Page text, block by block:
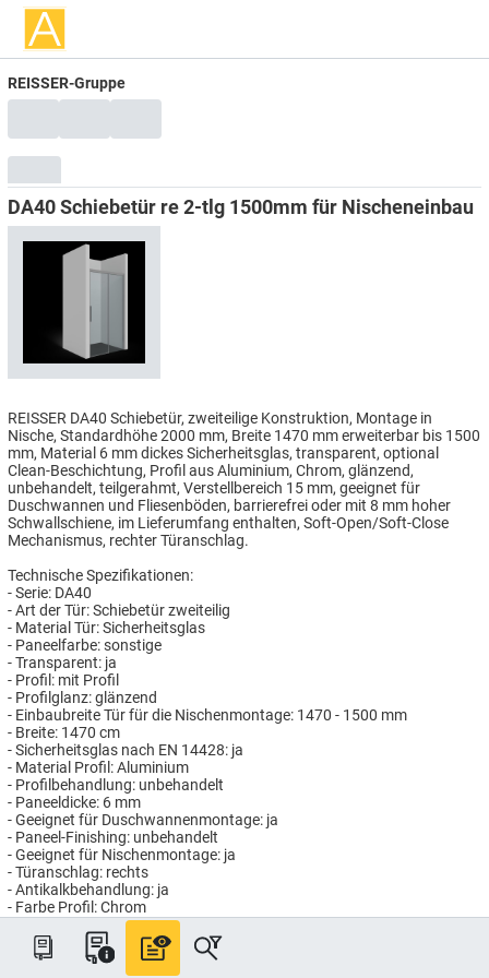
REISSER-Gruppe
DA40 Schiebetür re 2-tlg 1500mm für Nischeneinbau
REISSER DA40 Schiebetür, zweiteilige Konstruktion, Montage in
Nische, Standardhöhe 2000 mm, Breite 1470 mm erweiterbar bis 1500
mm, Material 6 mm dickes Sicherheitsglas, transparent, optional
Clean-Beschichtung, Profil aus Aluminium, Chrom, glänzend,
unbehandelt, teilgerahmt, Verstellbereich 15 mm, geeignet für
Duschwannen und Fliesenböden, barrierefrei oder mit 8 mm hoher
Schwallschiene, im Lieferumfang enthalten, Soft-Open/Soft-Close
Mechanismus, rechter Türanschlag.
Technische Spezifikationen:
- Serie: DA40
- Art der Tür: Schiebetür zweiteilig
- Material Tür: Sicherheitsglas
- Paneelfarbe: sonstige
- Transparent: ja
- Profil: mit Profil
- Profilglanz: glänzend
- Einbaubreite Tür für die Nischenmontage: 1470 - 1500 mm
- Breite: 1470 cm
- Sicherheitsglas nach EN 14428: ja
- Material Profil: Aluminium
- Profilbehandlung: unbehandelt
- Paneeldicke: 6 mm
- Geeignet für Duschwannenmontage: ja
- Paneel-Finishing: unbehandelt
- Geeignet für Nischenmontage: ja
- Türanschlag: rechts
- Antikalkbehandlung: ja
- Farbe Profil: Chrom
- Gesamthöhe: 2000 mm
- Geeignet für Fliesenbodenmontage: ja